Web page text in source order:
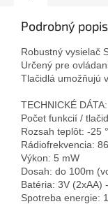
Podrobný popis
Robustný vysielač
Určený pre
Tlačidlá umožňujú
TECHNICKÉ DÁTA:
Počet funkcií /
Rozsah teplôt: -25
Rádiofrekvencia:
Výkon: 5 mW
Dosah: do 100m
Batéria: 3V (2xAA)
Spotreba energie: